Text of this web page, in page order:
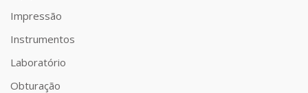
Impressão
Instrumentos
Laboratório
Obturação